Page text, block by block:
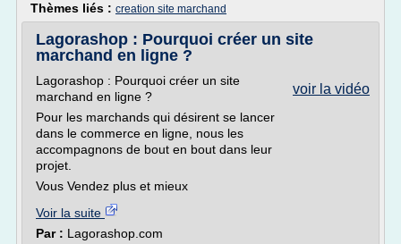
Thèmes liés : creation site marchand
Lagorashop : Pourquoi créer un site
marchand en ligne ?
voir la vidéo
Lagorashop : Pourquoi créer un site
marchand en ligne ?
Pour les marchands qui désirent se lancer
dans le commerce en ligne, nous les
accompagnons de bout en bout dans leur
projet.
Vous Vendez plus et mieux
Voir la suite
Par : Lagorashop.com